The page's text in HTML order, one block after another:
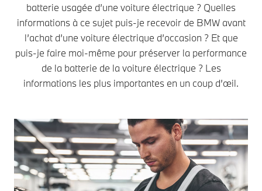
batterie usagée d’une voiture électrique ? Quelles
informations à ce sujet puis-je recevoir de BMW avant
l’achat d’une voiture électrique d’occasion ? Et que
puis-je faire moi-même pour préserver la performance
de la batterie de la voiture électrique ? Les
informations les plus importantes en un coup d’œil.